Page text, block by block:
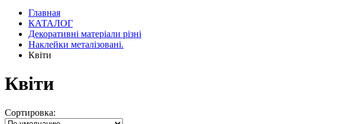
Главная
КАТАЛОГ
Декоративні матеріали різні
Наклейки металізовані.
Квіти
Квіти
Сортировка: